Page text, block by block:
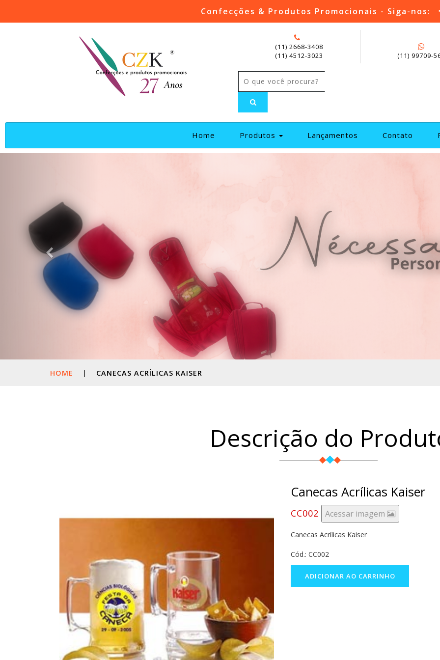
Confecções & Produtos Promocionais - Siga-nos:
(11) 2668-3408
(11) 4512-3023
(11) 99709-
Home (current)Produtos Lançamentos Contato
HOME | CANECAS ACRÍLICAS KAISER
Descrição do
Canecas Acrílicas Kaiser
CC002 Acessar imagem
Canecas Acrílicas Kaiser
Cód.: CC002